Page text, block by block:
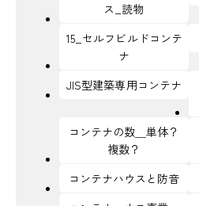
ス_読物
15_セルフビルドコンテ
ナ
JIS型建築専用コンテナ
コンテナの数＿単体？
複数？
コンテナハウスと防音